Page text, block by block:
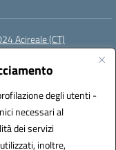
degli utenti -
necessari al
dei servizi
inoltre,
Acireale (CT)
istsc_ctic8at00b